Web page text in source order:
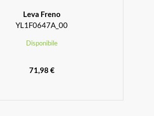
Leva Freno
YL1F0647A_00
Disponibile
71,98 €